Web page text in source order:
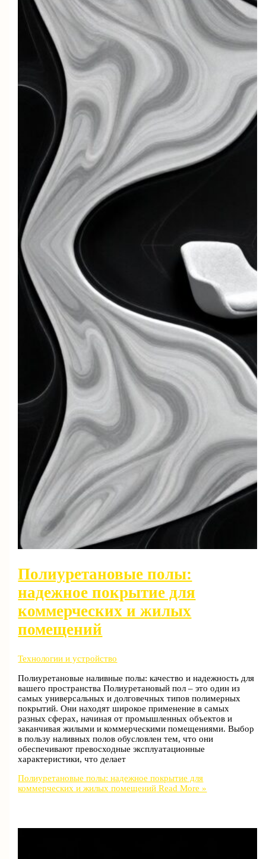
Полиуретановые полы:
надежное покрытие для
коммерческих и жилых
помещений
Технологии и устройство
Полиуретановые наливные полы: качество и надежность для
вашего пространства Полиуретановый пол – это один из
самых универсальных и долговечных типов полимерных
покрытий. Они находят широкое применение в самых
разных сферах, начиная от промышленных объектов и
заканчивая жилыми и коммерческими помещениями. Выбор
в пользу наливных полов обусловлен тем, что они
обеспечивают превосходные эксплуатационные
характеристики, что делает
Полиуретановые полы: надежное покрытие для
коммерческих и жилых помещений Read More »